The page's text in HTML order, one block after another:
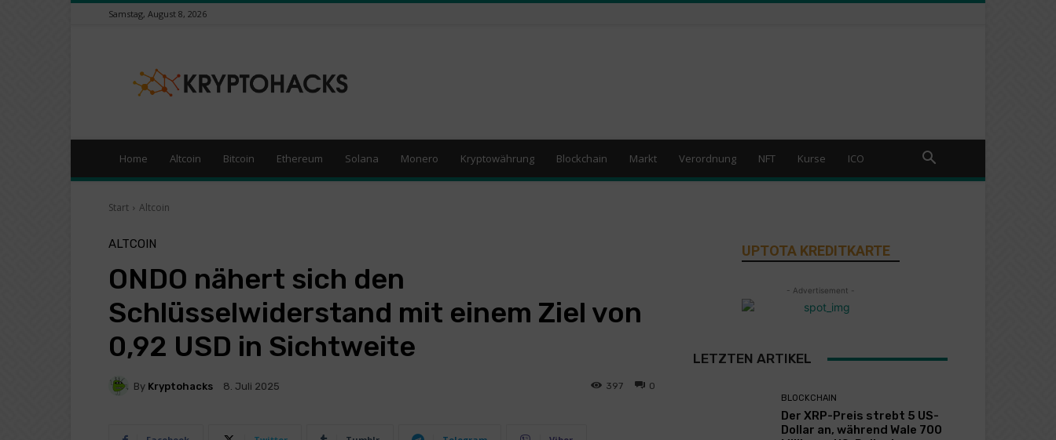
Samstag, August 8, 2026
–
Kryptowährungen
News
Portal
Home Altcoin Bitcoin Ethereum Solana Monero Kryptowährung Blockchain Markt Verordnung NFT Kurse ICO
Start Altcoin
ALTCOIN
ONDO nähert sich den
Schlüsselwiderstand mit einem Ziel von
0,92 USD in Sichtweite
By Kryptohacks 8. Juli 2025 0
397
UPTOTA KREDITKARTE
- Advertisement -
LETZTEN ARTIKEL
BLOCKCHAIN
Der XRP-Preis strebt 5 US-
Dollar an, während Wale 700